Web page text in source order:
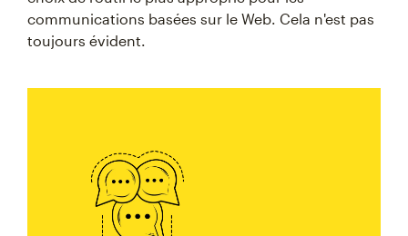
communications basées sur le Web. Cela n'est pas
toujours évident.